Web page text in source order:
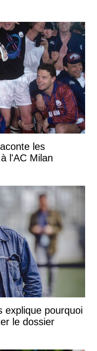
les
l'AC Milan
explique pourquoi
le dossier